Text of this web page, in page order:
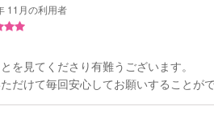
11月の利用者
を見てくださり有難うございます。
だけて毎回安心してお願いすることが